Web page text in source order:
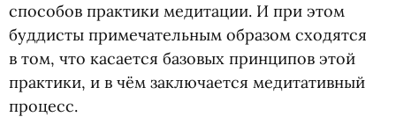
способов практики медитации. И при этом
буддисты примечательным образом сходятся
в том, что касается базовых принципов этой
практики, и в чём заключается медитативный
процесс.